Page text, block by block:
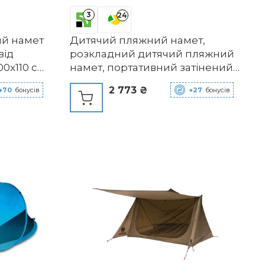
намет
см
та
лічені
бонусів
3 24
Дитячий пляжний намет,
розкладний дитячий пляжний
намет, портативний затінений
басейн, захист від
ультрафіолету, сонцезахисний
намет для малюків, пляжний
2 773 ₴ +27 бонусів